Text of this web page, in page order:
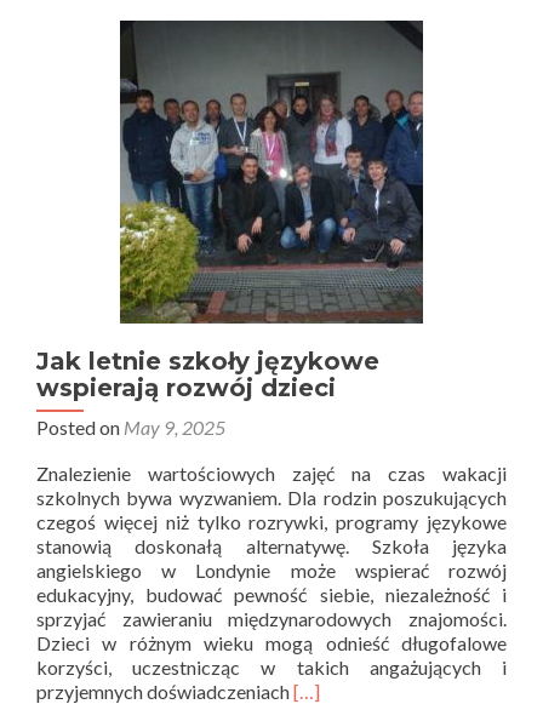
Jak letnie szkoły językowe
wspierają rozwój dzieci
Posted on May 9, 2025
Znalezienie wartościowych zajęć na czas wakacji
szkolnych bywa wyzwaniem. Dla rodzin poszukujących
czegoś więcej niż tylko rozrywki, programy językowe
stanowią doskonałą alternatywę. Szkoła języka
angielskiego w Londynie może wspierać rozwój
edukacyjny, budować pewność siebie, niezależność i
sprzyjać zawieraniu międzynarodowych znajomości.
Dzieci w różnym wieku mogą odnieść długofalowe
korzyści, uczestnicząc w takich angażujących i
przyjemnych doświadczeniachRead
[…]